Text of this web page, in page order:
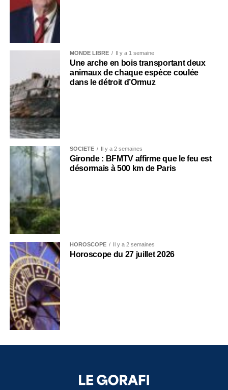
MONDE LIBRE Il y a 1 semaine
Une arche en bois transportant deux
animaux de chaque espèce coulée
dans le détroit d’Ormuz
SOCIÉTÉ Il y a 2 semaines
Gironde : BFMTV affirme que le feu est
désormais à 500 km de Paris
HOROSCOPE Il y a 2 semaines
Horoscope du 27 juillet 2026